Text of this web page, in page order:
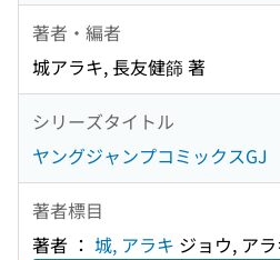
著者・編者
城アラキ, 長友健篩 著
シリーズタイトル
ヤングジャンプコミックスGJ
著者標目
著者 ： 城, アラキ ジョウ, ア